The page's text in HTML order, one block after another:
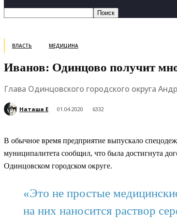
ВЛАСТЬ МЕДИЦИНА
Иванов: Одинцово получит
Глава Одинцовского городского округа
Наташа Е 01.04.2020 6332
В обычное время предприятие выпускало
муниципалитета сообщил, что была достигнута
Одинцовском городском округе.
«Это не простые
на них наносится раствор